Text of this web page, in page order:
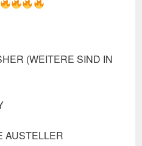
(WEITERE SIND IN
AUSTELLER